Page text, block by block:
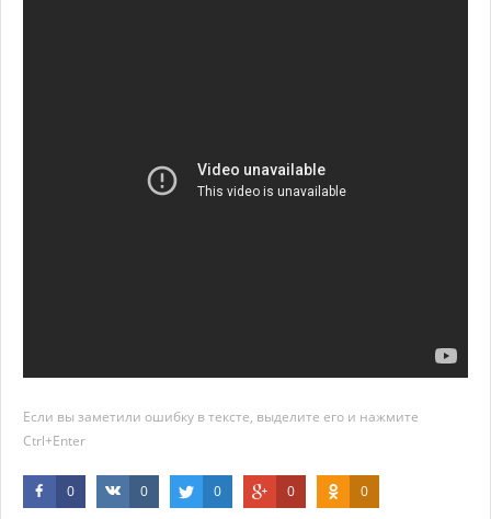
Если вы заметили ошибку в тексте, выделите его и нажмите
Ctrl+Enter
0 0 0 0 0